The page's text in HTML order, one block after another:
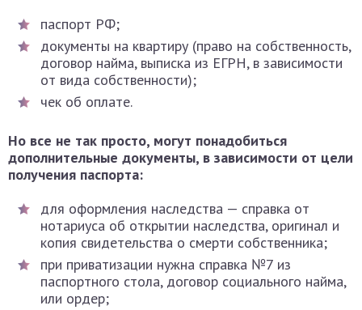
паспорт РФ;
документы на квартиру (право на собственность,
договор найма, выписка из ЕГРН, в зависимости
от вида собственности);
чек об оплате.
Но все не так просто, могут понадобиться
дополнительные документы, в зависимости от цели
получения паспорта:
для оформления наследства — справка от
нотариуса об открытии наследства, оригинал и
копия свидетельства о смерти собственника;
при приватизации нужна справка №7 из
паспортного стола, договор социального найма,
или ордер;